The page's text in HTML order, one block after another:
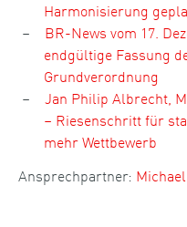
Harmonisierung
BR-News vom 17.
endgültige Fassung
Grundverordnung
Jan Philip Albrecht,
– Riesenschritt für
mehr Wettbewerb
Ansprechpartner: